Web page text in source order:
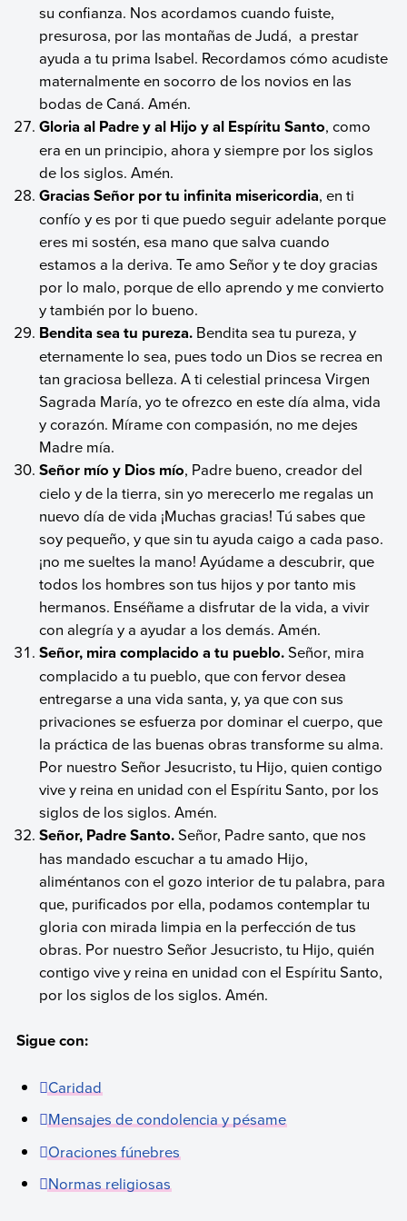
su confianza. Nos acordamos cuando fuiste,
presurosa, por las montañas de Judá, a prestar
ayuda a tu prima Isabel. Recordamos cómo acudiste
maternalmente en socorro de los novios en las
bodas de Caná. Amén.
Gloria al Padre y al Hijo y al Espíritu Santo, como
era en un principio, ahora y siempre por los siglos
de los siglos. Amén.
Gracias Señor por tu infinita misericordia, en ti
confío y es por ti que puedo seguir adelante porque
eres mi sostén, esa mano que salva cuando
estamos a la deriva. Te amo Señor y te doy gracias
por lo malo, porque de ello aprendo y me convierto
y también por lo bueno.
Bendita sea tu pureza. Bendita sea tu pureza, y
eternamente lo sea, pues todo un Dios se recrea en
tan graciosa belleza. A ti celestial princesa Virgen
Sagrada María, yo te ofrezco en este día alma, vida
y corazón. Mírame con compasión, no me dejes
Madre mía.
Señor mío y Dios mío, Padre bueno, creador del
cielo y de la tierra, sin yo merecerlo me regalas un
nuevo día de vida ¡Muchas gracias! Tú sabes que
soy pequeño, y que sin tu ayuda caigo a cada paso.
¡no me sueltes la mano! Ayúdame a descubrir, que
todos los hombres son tus hijos y por tanto mis
hermanos. Enséñame a disfrutar de la vida, a vivir
con alegría y a ayudar a los demás. Amén.
Señor, mira complacido a tu pueblo.Señor, mira
complacido a tu pueblo, que con fervor desea
entregarse a una vida santa, y, ya que con sus
privaciones se esfuerza por dominar el cuerpo, que
la práctica de las buenas obras transforme su alma.
Por nuestro Señor Jesucristo, tu Hijo, quien contigo
vive y reina en unidad con el Espíritu Santo, por los
siglos de los siglos. Amén.
Señor, Padre Santo.Señor, Padre santo, que nos
has mandado escuchar a tu amado Hijo,
aliméntanos con el gozo interior de tu palabra, para
que, purificados por ella, podamos contemplar tu
gloria con mirada limpia en la perfección de tus
obras. Por nuestro Señor Jesucristo, tu Hijo, quién
contigo vive y reina en unidad con el Espíritu Santo,
por los siglos de los siglos. Amén.
Sigue con:
Caridad
Mensajes de condolencia y pésame
Oraciones fúnebres
Normas religiosas